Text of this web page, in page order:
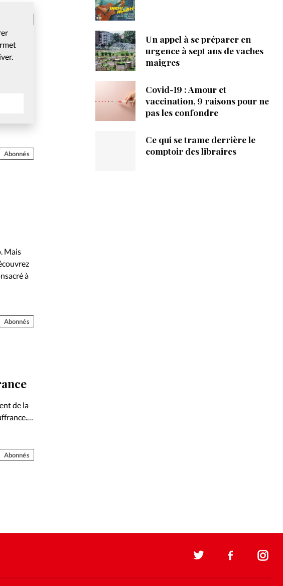
Abonnés
Mais
à
Abonnés
de la
Abonnés
Un appel à se préparer en
urgence à sept ans de vaches
maigres
Covid-19 : Amour et
vaccination, 9 raisons pour ne
pas les confondre
Ce qui se trame derrière le
comptoir des libraires